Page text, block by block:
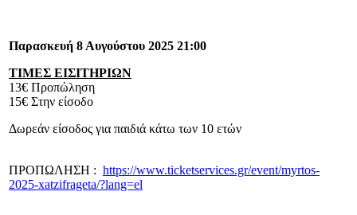
Παρασκευή 8 Αυγούστου 2025 21:00
ΤΙΜΕΣ ΕΙΣΙΤΗΡΙΩΝ
13€ Προπώληση
15€ Στην είσοδο
Δωρεάν είσοδος για παιδιά κάτω των 10 ετών
ΠΡΟΠΩΛΗΣΗ : https://www.ticketservices.gr/event/myrtos-
2025-xatzifrageta/?lang=el